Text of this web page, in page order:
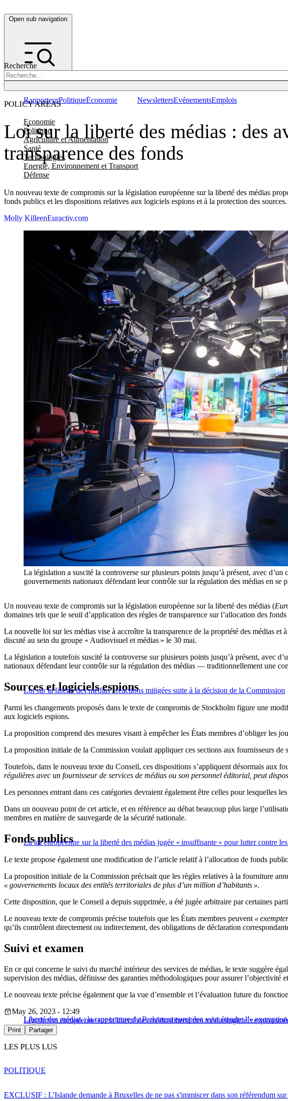
Open sub navigation
Recherche
POLICY AREAS
Economie
Politique
Agriculture et Alimentation
Santé
Technologies
Energie, Environnement et Transport
Défense
RapporteurPolitiqueÉconomie NewslettersEvénementsEmplois
Loi sur la liberté des médias : des
transparence des fonds
Un nouveau texte de compromis sur la législation européenne sur la liberté des médias
fonds publics et les dispositions relatives aux logiciels espions et à la protection des sources.
Molly KilleenEuractiv.com
La législation a suscité la controverse sur plusieurs points jusqu’à présent, avec
gouvernements nationaux défendant leur contrôle sur la régulation des médias en
Un nouveau texte de compromis sur la législation européenne sur la liberté des médias (
domaines tels que le seuil d’application des règles de transparence sur l’allocation des
La nouvelle loi sur les médias vise à accroître la transparence de la propriété des médias
discuté au sein du groupe « Audiovisuel et médias » le 30 mai.
La législation a toutefois suscité la controverse sur plusieurs points jusqu’à présent, avec
nationaux défendant leur contrôle sur la régulation des médias — traditionnellement une
Loi sur la liberté des médias : réactions mitigées suite à la décision de la Commission
Sources et logiciels espions
Parmi les changements proposés dans le texte de compromis de Stockholm figure une
aux logiciels espions.
La proposition comprend des mesures visant à empêcher les États membres d’obliger les
La proposition initiale de la Commission voulait appliquer ces sections aux fournisseurs de
Toutefois, dans le nouveau texte du Conseil, ces dispositions s’appliquent désormais aux
régulières avec un fournisseur de services de médias ou son personnel éditorial, peut
Les personnes entrant dans ces catégories devraient également être celles pour
Dans un nouveau point de cet article, et en référence au débat beaucoup plus large
membres en matière de sauvegarde de la sécurité nationale.
La loi européenne sur la liberté des médias jugée « insuffisante » pour lutter contre
Fonds publics
Le texte propose également une modification de l’article relatif à l’allocation de fonds
La proposition initiale de la Commission précisait que les règles relatives à la fourniture
« gouvernements locaux des entités territoriales de plus d’un million d’habitants ».
Cette disposition, que le Conseil a depuis supprimée, a été jugée arbitraire par certaines
Le nouveau texte de compromis précise toutefois que les États membres peuvent «
qu’ils contrôlent directement ou indirectement, des obligations de déclaration
Suivi et examen
En ce qui concerne le suivi du marché intérieur des services de médias, le texte suggère
supervision des médias, définisse des garanties méthodologiques pour assurer l’objectivité
Le nouveau texte précise également que la vue d’ensemble et l’évaluation future du
Liberté des médias : la rapporteure du Parlement européen veut étendre l’«
May 26, 2023 - 12:49
Législation européenne sur la liberté des médiasliberté des médiaslogiciels espions
Print Partager
LES PLUS LUS
EXCLUSIF : L'Islande demande à Bruxelles de ne pas s'immiscer dans son référendum
POLITIQUE